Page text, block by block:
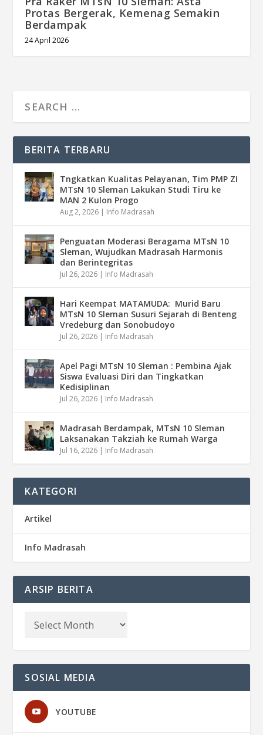
Protas Bergerak, Kemenag Semakin
Berdampak
24 April 2026
BERITA TERBARU
Tngkatkan Kualitas Pelayanan, Tim PMP ZI
MTsN 10 Sleman Lakukan Studi Tiru ke
MAN 2 Kulon Progo
Aug 2, 2026 | Info Madrasah
Penguatan Moderasi Beragama MTsN 10
Sleman, Wujudkan Madrasah Harmonis
dan Berintegritas
Jul 26, 2026 | Info Madrasah
Hari Keempat MATAMUDA: Murid Baru
MTsN 10 Sleman Susuri Sejarah di Benteng
Vredeburg dan Sonobudoyo
Jul 26, 2026 | Info Madrasah
Apel Pagi MTsN 10 Sleman : Pembina Ajak
Siswa Evaluasi Diri dan Tingkatkan
Kedisiplinan
Jul 26, 2026 | Info Madrasah
Madrasah Berdampak, MTsN 10 Sleman
Laksanakan Takziah ke Rumah Warga
Jul 16, 2026 | Info Madrasah
KATEGORI
Artikel
Info Madrasah
ARSIP BERITA
SOSIAL MEDIA
YOUTUBE